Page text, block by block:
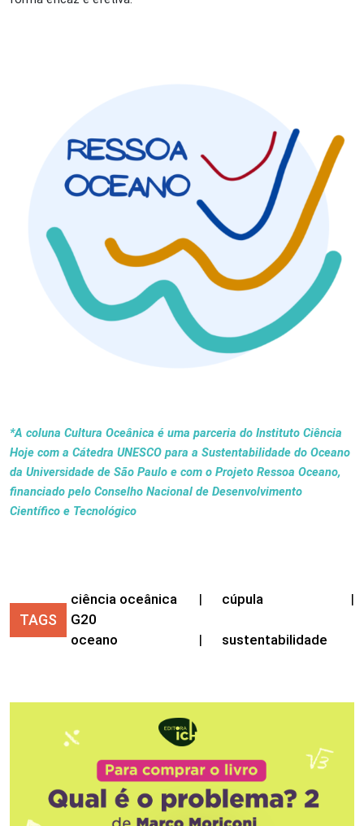
*A coluna Cultura Oceânica é uma parceria do Instituto Ciência
Hoje com a Cátedra UNESCO para a Sustentabilidade do Oceano
da Universidade de São Paulo e com o Projeto Ressoa Oceano,
financiado pelo Conselho Nacional de Desenvolvimento
Científico e Tecnológico
TAGS
ciência oceânica | cúpula
|
G20
oceano
| sustentabilidade